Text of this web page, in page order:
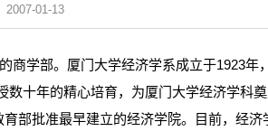
2007-01-13
学部。厦门大学经济学系成立于1923年
十年的精心培育，为厦门大学经济学科
部批准最早建立的经济学院。目前，经济